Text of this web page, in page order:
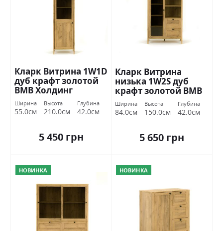
Кларк Витрина 1W1D
дуб крафт золотой
ВМВ Холдинг
Ширина
55.0см
Высота
210.0см
Глубина
42.0см
5 450 грн
Кларк Витрина
низька 1W2S дуб
крафт золотой ВМВ
Холдинг
Ширина
84.0см
Высота
150.0см
Глубина
42.0см
5 650 грн
НОВИНКА НОВИНКА